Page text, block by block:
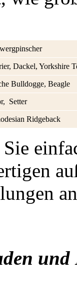
Dackel, Yorkshire
Bulldogge, Beagle
Setter
Ridgeback
und